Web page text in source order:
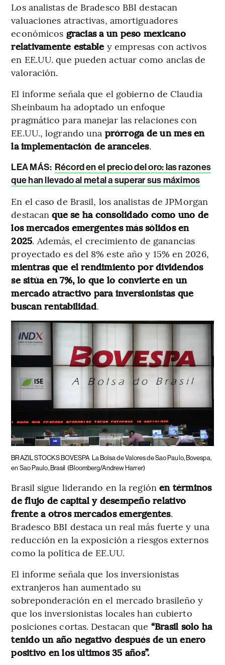
Los analistas de Bradesco BBI destacan
valuaciones atractivas, amortiguadores
económicos gracias a un peso mexicano
relativamente estable y empresas con activos
en EE.UU. que pueden actuar como anclas de
valoración.
El informe señala que el gobierno de Claudia
Sheinbaum ha adoptado un enfoque
pragmático para manejar las relaciones con
EE.UU., logrando una prórroga de un mes en
la implementación de aranceles.
LEA MÁS: Récord en el precio del oro: las razones
que han llevado al metal a superar sus máximos
En el caso de Brasil, los analistas de JPMorgan
destacanque se ha consolidado como uno de
los mercados emergentes más sólidos en
2025. Además, el crecimiento de ganancias
proyectado es del 8% este año y 15% en 2026,
mientras que el rendimiento por dividendos
se sitúa en 7%, lo que lo convierte en un
mercado atractivo para inversionistas que
buscan rentabilidad.
BRAZIL STOCKS BOVESPA La Bolsa de Valores de Sao Paulo, Bovespa,
en Sao Paulo, Brasil (Bloomberg/Andrew Harrer)
Brasil sigue liderando en la región en términos
de flujo de capital y desempeño relativo
frente a otros mercados emergentes.
Bradesco BBI destaca un real más fuerte y una
reducción en la exposición a riesgos externos
como la política de EE.UU.
El informe señala que los inversionistas
extranjeros han aumentado su
sobreponderación en el mercado brasileño y
que los inversionistas locales han cubierto
posiciones cortas. Destacan que “Brasil solo ha
tenido un año negativo después de un enero
positivo en los últimos 35 años”.